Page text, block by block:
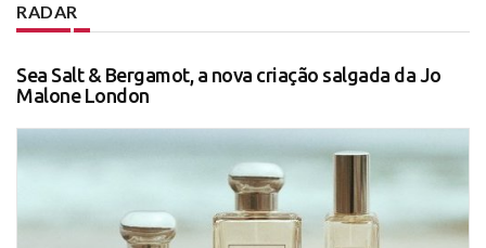
RADAR
Sea Salt & Bergamot, a nova criação salgada da Jo
Malone London